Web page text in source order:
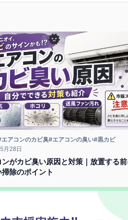
アコンのカビ臭#エアコンの臭い#黒カビ
月28日
ンがカビ臭い原因と対策｜放置する
掃除のポイント